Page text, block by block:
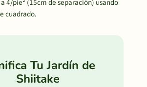
4/pie² (15cm de separación) usando
cuadrado.
Tu Jardín de
Shiitake